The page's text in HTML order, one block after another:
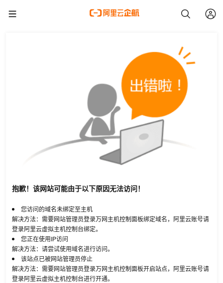
抱歉！该网站可能由于以下原因无法访问！
您访问的域名未绑定至主机
解决方法：需要网站管理员登录万网主机控制面板绑定域名，阿里云账号请
登录阿里云虚拟主机控制台绑定。
您正在使用IP访问
解决方法：请尝试使用域名进行访问。
该站点已被网站管理员停止
解决方法：需要网站管理员登录万网主机控制面板开启站点，阿里云账号请
登录阿里云虚拟主机控制台进行开通。